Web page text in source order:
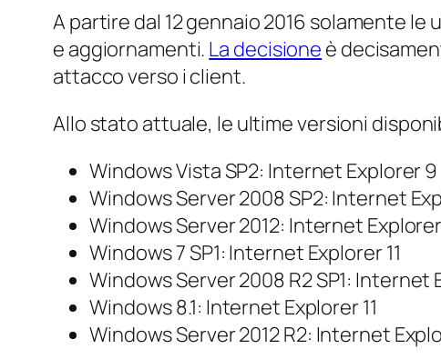
A partire dal 12 gennaio 2016 solamente
e aggiornamenti. La decisione è
attacco verso i client.
Allo stato attuale, le ultime versioni
Windows Vista SP2: Internet Explorer 9
Windows Server 2008 SP2: Internet
Windows Server 2012: Internet
Windows 7 SP1: Internet Explorer 11
Windows Server 2008 R2 SP1: Internet
Windows 8.1: Internet Explorer 11
Windows Server 2012 R2: Internet